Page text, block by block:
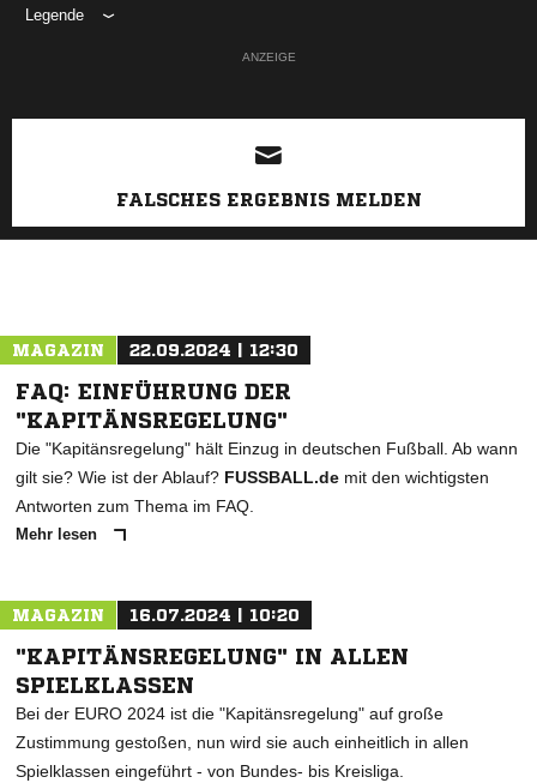
Legende
ANZEIGE
FALSCHES ERGEBNIS MELDEN
MAGAZIN 22.09.2024 | 12:30
FAQ: EINFÜHRUNG DER
"KAPITÄNSREGELUNG"
Die "Kapitänsregelung" hält Einzug in deutschen Fußball. Ab wann
gilt sie? Wie ist der Ablauf? FUSSBALL.de mit den wichtigsten
Antworten zum Thema im FAQ.
Mehr lesen
MAGAZIN 16.07.2024 | 10:20
"KAPITÄNSREGELUNG" IN ALLEN
SPIELKLASSEN
Bei der EURO 2024 ist die "Kapitänsregelung" auf große
Zustimmung gestoßen, nun wird sie auch einheitlich in allen
Spielklassen eingeführt - von Bundes- bis Kreisliga.